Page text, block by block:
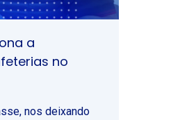
a
no
nos deixando